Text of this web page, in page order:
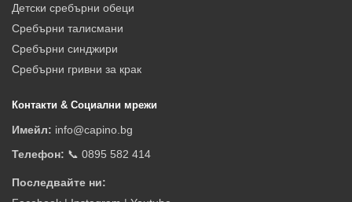
Детски сребърни обеци
Сребърни талисмани
Сребърни синджири
Сребърни гривни за крак
Контакти & Социални мрежи
Имейл: info@capino.bg
Телефон: 📞 0895 582 414
Последвайте ни: